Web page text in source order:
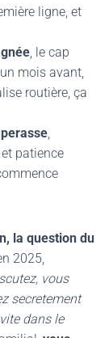
ligne, et
, le cap
mois avant,
routière, ça
,
patience
la question du
2025,
vous
secretement
dans le